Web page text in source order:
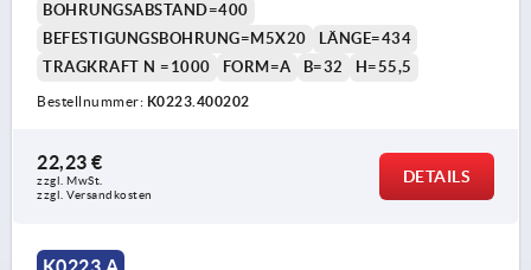
BOHRUNGSABSTAND=400
BEFESTIGUNGSBOHRUNG=M5X20
LÄNGE=434
TRAGKRAFT N =1000
FORM=A B=32 H=55,5
Bestellnummer: K0223.400202
22,23 €
zzgl. MwSt.
zzgl. Versandkosten
DETAILS